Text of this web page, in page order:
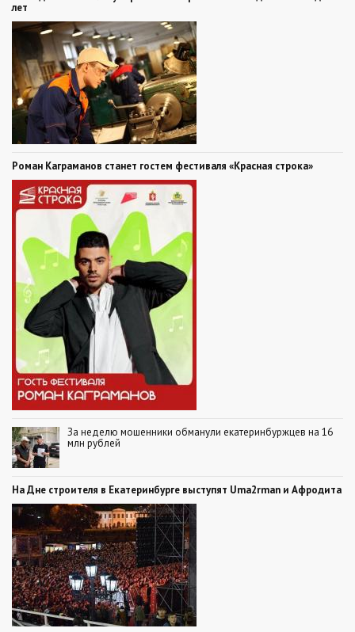
лет
Роман Каграманов станет гостем фестиваля «Красная строка»
За неделю мошенники обманули екатеринбуржцев на 16
млн рублей
На Дне строителя в Екатеринбурге выступят Uma2rman и Афродита